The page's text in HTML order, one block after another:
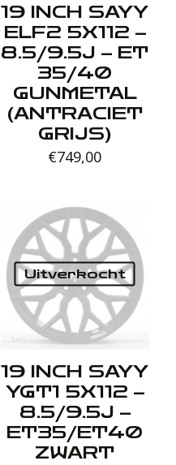
19 INCH SAYY
ELF2 5X112 –
8.5/9.5J – ET
35/40
GUNMETAL
(ANTRACIET
GRIJS)
€749,00
Uitverkocht
19 INCH SAYY
YGT1 5X112 –
8.5/9.5J –
ET35/ET40
ZWART